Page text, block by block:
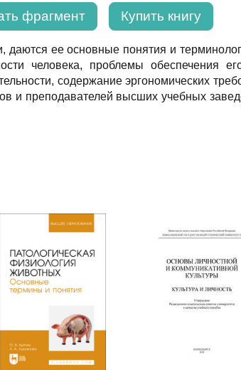
фрагмент Купить книгу
даются ее основные понятия и
человека, проблемы обеспечения
содержание эргономических
и преподавателей высших учебных